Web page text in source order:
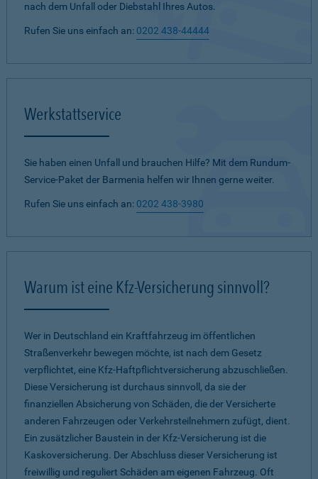
nach dem Unfall oder Diebstahl Ihres Autos.
Rufen Sie uns einfach an: 0202 438-44444
Werkstattservice
Sie haben einen Unfall und brauchen Hilfe? Mit dem Rundum-
Service-Paket der Barmenia helfen wir Ihnen gerne weiter.
Rufen Sie uns einfach an: 0202 438-3980
Warum ist eine Kfz-Versicherung sinnvoll?
Wer in Deutschland ein Kraftfahrzeug im öffentlichen
Straßenverkehr bewegen möchte, ist nach dem Gesetz
verpflichtet, eine Kfz-Haftpflichtversicherung abzuschließen.
Diese Versicherung ist durchaus sinnvoll, da sie der
finanziellen Absicherung von Schäden, die der Versicherte
anderen Fahrzeugen oder Verkehrsteilnehmern zufügt, dient.
Ein zusätzlicher Baustein in der Kfz-Versicherung ist die
Kaskoversicherung. Der Abschluss dieser Versicherung ist
freiwillig und reguliert Schäden am eigenen Fahrzeug. Oft